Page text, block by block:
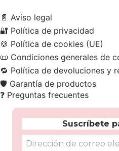
📄 Aviso legal
🔐 Política de privacidad
🍪 Política de cookies (UE)
📜 Condiciones generales de
🔁 Política de devoluciones y
🛡️ Garantía de productos
❓ Preguntas frecuentes
Suscríbete